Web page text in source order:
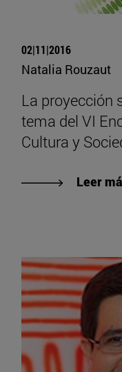
02|11|2016
Natalia Rouzaut
La proyección
tema del VI
Cultura y
Leer